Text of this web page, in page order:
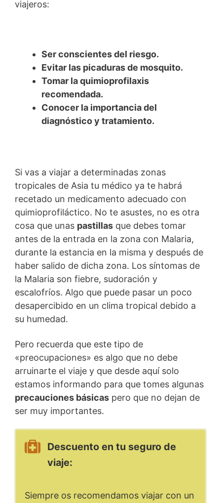
viajeros:
Ser conscientes del riesgo.
Evitar las picaduras de mosquito.
Tomar la quimioprofilaxis
recomendada.
Conocer la importancia del
diagnóstico y tratamiento.
Si vas a viajar a determinadas zonas
tropicales de Asia tu médico ya te habrá
recetado un medicamento adecuado con
quimioprofiláctico. No te asustes, no es otra
cosa que unas pastillas que debes tomar
antes de la entrada en la zona con Malaria,
durante la estancia en la misma y después de
haber salido de dicha zona. Los síntomas de
la Malaria son fiebre, sudoración y
escalofríos. Algo que puede pasar un poco
desapercibido en un clima tropical debido a
su humedad.
Pero recuerda que este tipo de
«preocupaciones» es algo que no debe
arruinarte el viaje y que desde aquí solo
estamos informando para que tomes algunas
precauciones básicas pero que no dejan de
ser muy importantes.
Descuento en tu seguro de
viaje:
Siempre os recomendamos viajar con un